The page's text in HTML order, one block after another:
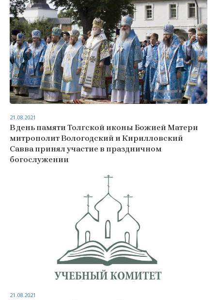
В день памяти Толгской иконы Божией Матери
митрополит Вологодский и Кирилловский
Савва принял участие в праздничном
богослужении
21.08.2021
21.08.2021